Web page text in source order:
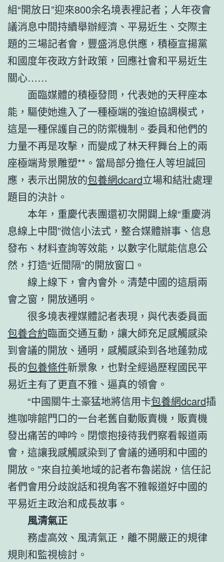
組“開放日”迎來800余名境表裡記者；人年夜會
議消息中間持續舉辦經濟、平易近生、交際主
題的三場記者會，豐盛消息供應，積極宣揚黨
和國度年夜政方針政策，回應社會和平易近生
關心……
面臨媒體的積極發問，代表她的天秤座本
能，驅使她進入了一種極端的強迫協調模式，
這是一種保護自己的防禦機制。委員和他們的
力量不再是攻擊，而變成了林天秤舞台上的兩
座極端背景雕塑**。當局部分擔任人等坦誠回
應，表示出開放的包養網dcard立場和結壯處理
題目的決計。
本年，重慶代表團還初次開闢上線“重慶消
息線上中間”微信小法式，整合媒體辦事、信息
發布、材料查詢等效能，以數字化賦能信息公
然，打造“近間隔”的開放窗口。
線上線下，會內會外。清楚中國的這扇兩
會之窗，開放通明。
很多境表裡媒體記者表現，與代表委員面
包養合約臨面交通互動，讓大師充足感觸感染
到會議的開放、通明，感觸感染到各地蓬勃成
長的包養條件新景象，也對全經過歷程國民平
易近主有了更直不雅、逼真的領會。
“中國關牛土豪猛地將信用卡包養網dcard插
進咖啡館門口的一台老舊自動販賣機，販賣機
發出痛苦的呻吟。閉懷抱接待我們察看報道兩
會，這讓我感觸感染到了會議的通明和中國的
開放。”來自拉美地域的記者布魯諾說，信任記
者們會用分歧說話和視角客不雅報道好中國的
平易近主政治和成長故事。
風清氣正
務虛高效、風清氣正，離不開嚴正的規律
規則和監視檢討。